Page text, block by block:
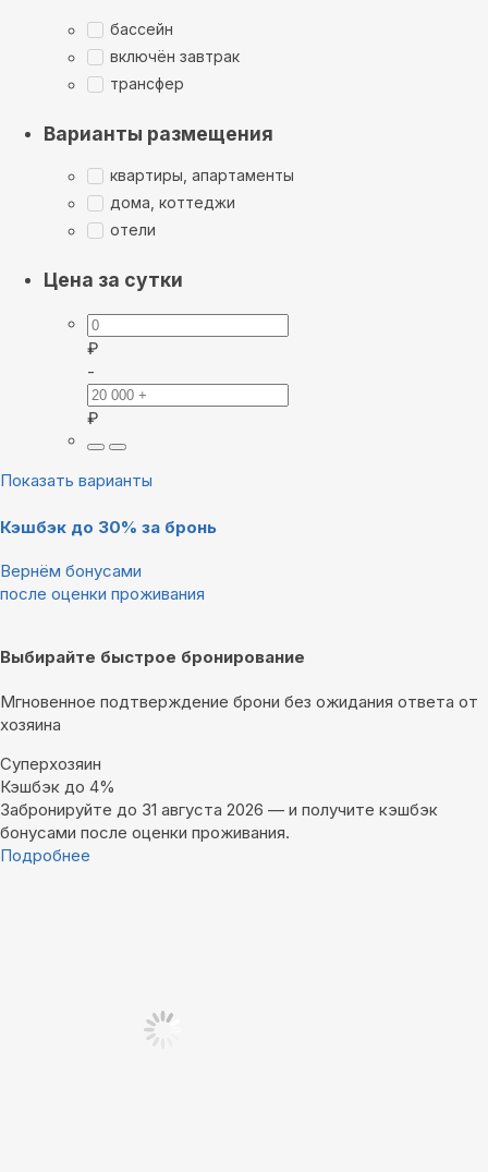
бассейн
включён завтрак
трансфер
Варианты размещения
квартиры, апартаменты
дома, коттеджи
отели
Цена за сутки
₽
-
₽
Показать варианты
Кэшбэк до 30% за бронь
Вернём бонусами
после оценки проживания
Выбирайте быстрое бронирование
Мгновенное подтверждение брони без ожидания ответа от
хозяина
Суперхозяин
Кэшбэк до 4%
Забронируйте до 31 августа 2026 — и получите кэшбэк
бонусами после оценки проживания.
Подробнее